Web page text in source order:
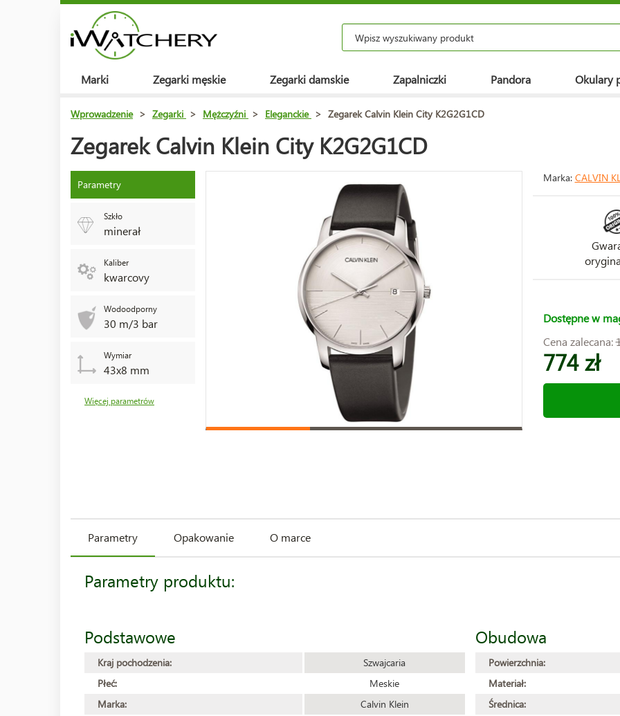
Marki Zegarki męskie Zegarki damskie Zapalniczki Pandora Okulary
Wprowadzenie > Zegarki > Mężczyźni > Eleganckie > Zegarek Calvin Klein City K2G2G1CD
Zegarek Calvin Klein City K2G2G1CD
Parametry
Szkło
minerał
Kaliber
kwarcovy
Wodoodporny
30 m/3 bar
Wymiar
43x8 mm
Więcej parametrów
Marka: CALVIN
Dostępne w
Cena zalecana:
774 zł
Parametry Opakowanie O marce
Parametry produktu:
Podstawowe
Kraj pochodzenia:
Szwajcaria
Płeć:
Meskie
Marka:
Calvin Klein
Obudowa
Powierzchnia:
Materiał:
Średnica: